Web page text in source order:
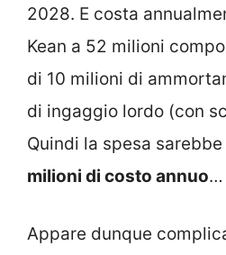
2028. E costa
Kean a 52 milioni
di 10 milioni di
di ingaggio lordo (con
Quindi la spesa
milioni di costo annuo…
Appare dunque